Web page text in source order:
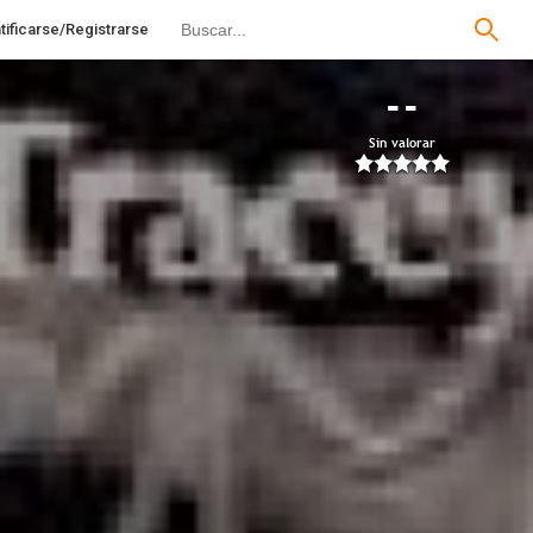
Registrarse
--
Sin valorar